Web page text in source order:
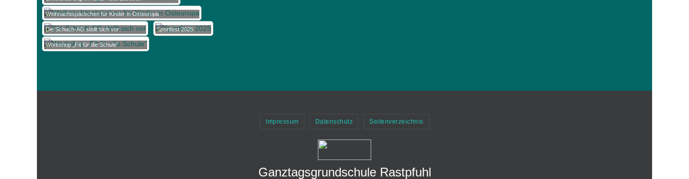
Weihnachtspäckchen für Kinder in Osteuropa
Die Schach-AG stellt sich vor Sportfest 2025
Workshop „Fit für die Schule“
Impressum Datenschutz Seitenverzeichnis
Ganztagsgrundschule Rastpfuhl